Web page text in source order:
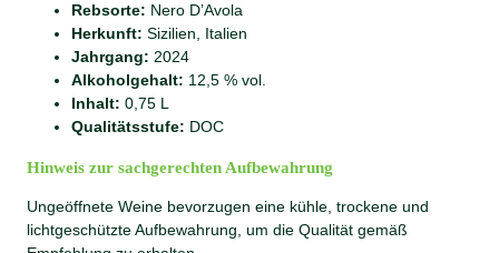
Rebsorte: Nero D’Avola
Herkunft: Sizilien, Italien
Jahrgang: 2024
Alkoholgehalt: 12,5 % vol.
Inhalt: 0,75 L
Qualitätsstufe: DOC
Hinweis zur sachgerechten Aufbewahrung
Ungeöffnete Weine bevorzugen eine kühle, trockene und
lichtgeschützte Aufbewahrung, um die Qualität gemäß